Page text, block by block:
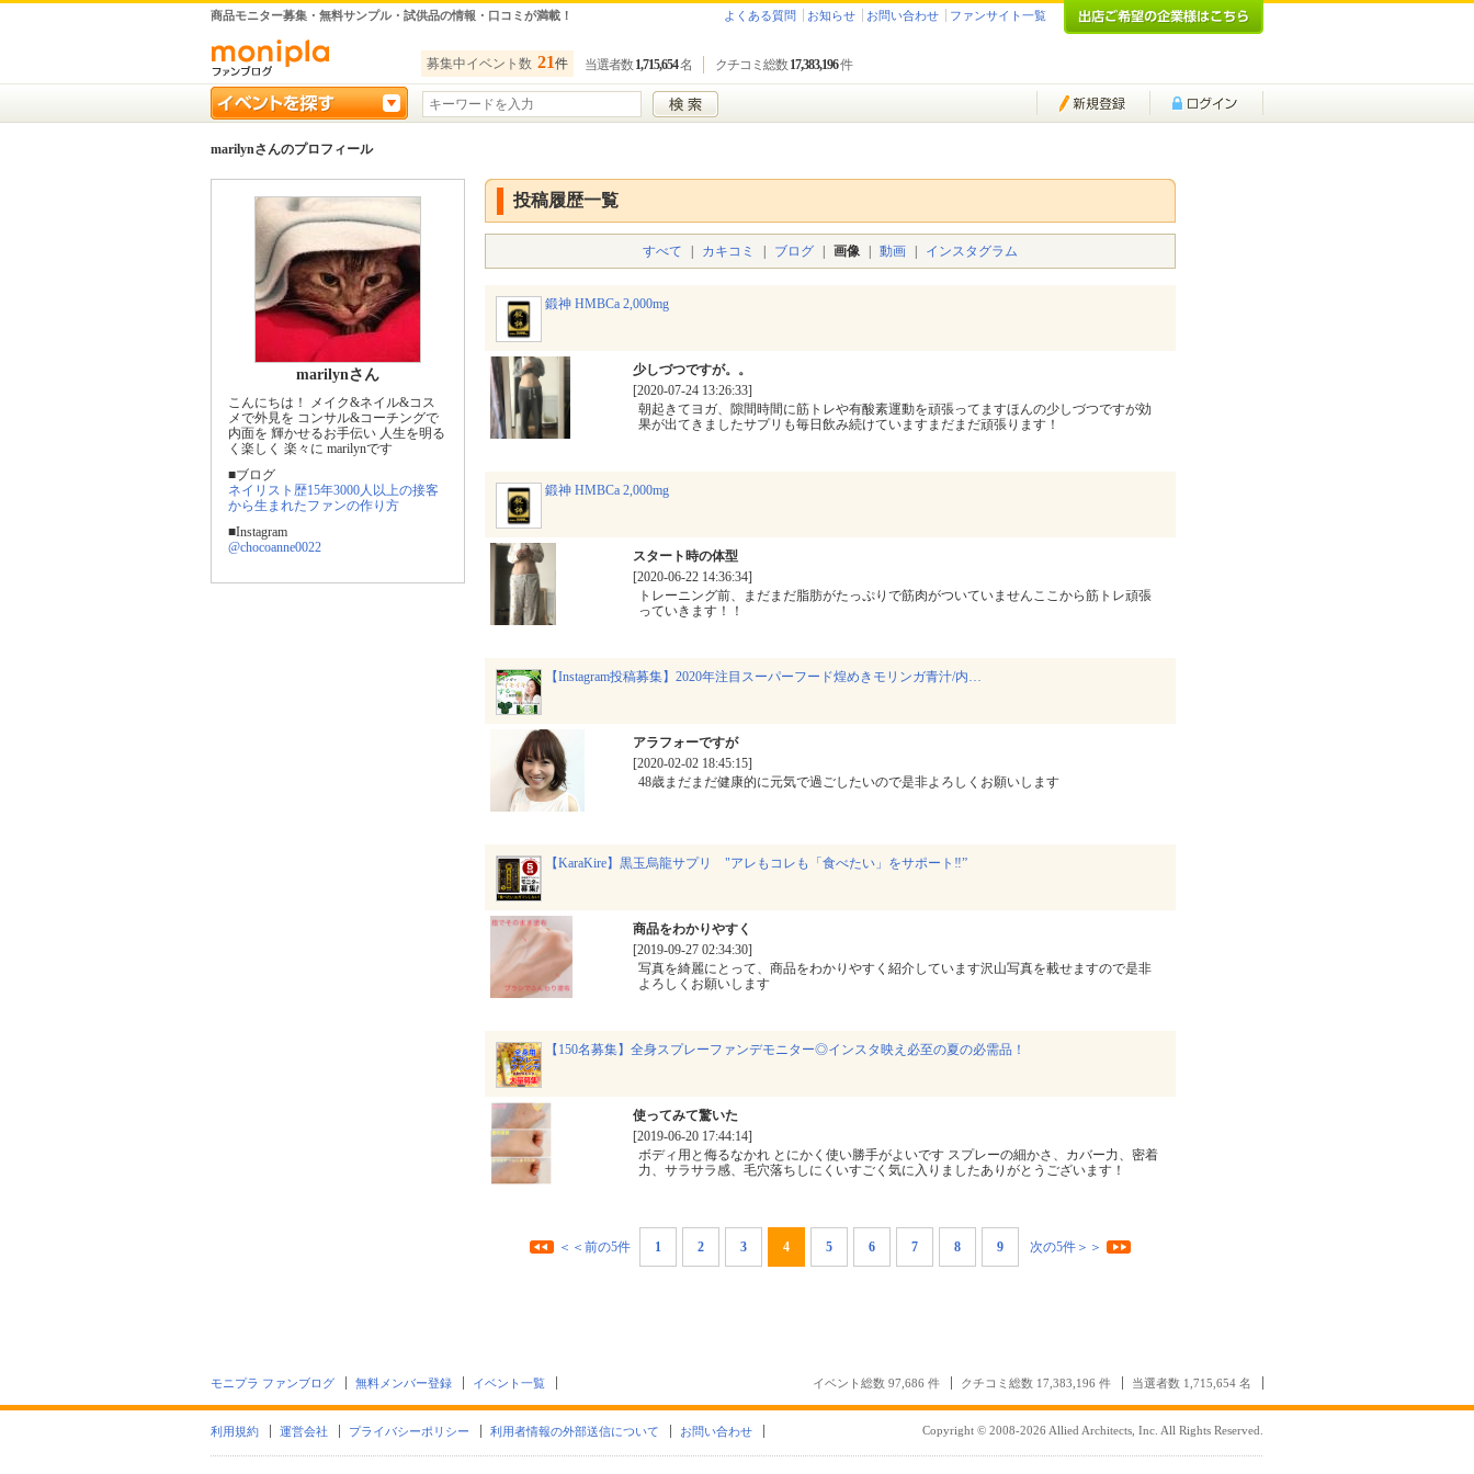
商品モニター募集・無料サンプル・試供品の情報・口コミが満載！ よくある質問 お知らせ お問い合わせ ファンサイト一覧
募集中イベント数 21件 当選者数 1,715,654名 クチコミ総数 17,383,196件
marilynさんのプロフィール
marilynさん
こんにちは！ メイク&ネイル&コス
メで外見を コンサル&コーチングで
内面を 輝かせるお手伝い 人生を明る
く楽しく 楽々に marilynです
■ブログ
ネイリスト歴15年3000人以上の接客
から生まれたファンの作り方
■Instagram
@chocoanne0022
投稿履歴一覧
すべて カキコミ ブログ 画像 動画 インスタグラム
鍛神 HMBCa 2,000mg
少しづつですが。。
[2020-07-24 13:26:33]
朝起きてヨガ、隙間時間に筋トレや有酸素運動を頑張ってますほんの少しづつですが効
果が出てきましたサプリも毎日飲み続けていますまだまだ頑張ります！
鍛神 HMBCa 2,000mg
スタート時の体型
[2020-06-22 14:36:34]
トレーニング前、まだまだ脂肪がたっぷりで筋肉がついていませんここから筋トレ頑張
っていきます！！
【Instagram投稿募集】2020年注目スーパーフード煌めきモリンガ青汁/内…
アラフォーですが
[2020-02-02 18:45:15]
48歳まだまだ健康的に元気で過ごしたいので是非よろしくお願いします
【KaraKire】黒玉烏龍サプリ "アレもコレも「食べたい」をサポート‼”
商品をわかりやすく
[2019-09-27 02:34:30]
写真を綺麗にとって、商品をわかりやすく紹介しています沢山写真を載せますので是非
よろしくお願いします
【150名募集】全身スプレーファンデモニター◎インスタ映え必至の夏の必需品！
使ってみて驚いた
[2019-06-20 17:44:14]
ボディ用と侮るなかれ とにかく使い勝手がよいです スプレーの細かさ、カバー力、密着
力、サラサラ感、毛穴落ちしにくいすごく気に入りましたありがとうございます！
＜＜前の5件 1 2 3 4 5 6 7 8 9 次の5件＞＞
モニプラ ファンブログ 無料メンバー登録 イベント一覧 イベント総数 97,686 件 クチコミ総数 17,383,196 件 当選者数 1,715,654 名
利用規約 運営会社 プライバシーポリシー 利用者情報の外部送信について お問い合わせ Copyright © 2008-2026 Allied Architects, Inc. All Rights Reserved.